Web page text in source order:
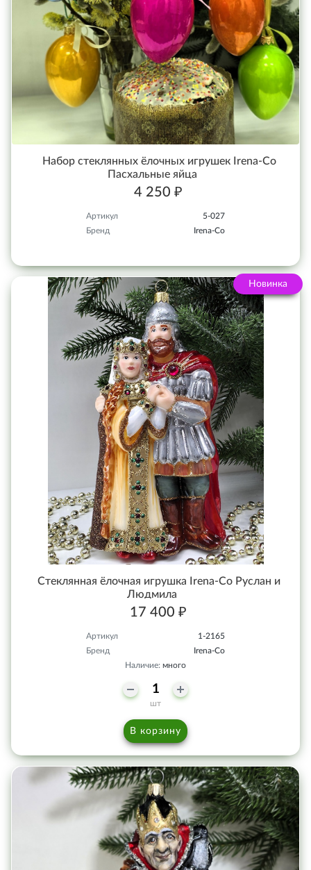
Набор стеклянных ёлочных игрушек Irena-Co
Пасхальные яйца
4 250 ₽
Артикул
5-027
Бренд
Irena-Co
Новинка
Стеклянная ёлочная игрушка Irena-Co Руслан и
Людмила
17 400 ₽
Артикул
1-2165
Бренд
Irena-Co
Наличие: много
шт
В корзину